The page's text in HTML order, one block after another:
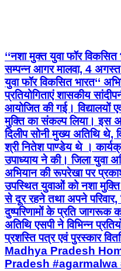
‘‘नशा मुक्त युवा फॉर विकसित
सम्पन्न आगर मालवा, 4 अगस्त /
युवा फॉर विकसित भारत‘‘
प्रतियोगिताएं शासकीय
आयोजित की गई। विद्यालयों एवं
मुक्ति का संकल्प लिया। इस
दिलीप सोनी मुख्‍य अतिथि थे,
श्री नितेश पाण्डेय थे ।
उपाध्याय ने की। जिला युवा
अभियान की रूपरेखा पर
उपस्थित युवाओं को नशा
से दूर रहने तथा अपने
दुष्परिणामों के प्रति जागरूक
अतिथि एसपी ने विभिन्न
प्रशस्ति पत्र एवं पुरस्कार
Madhya Pradesh
Pradesh #agarmalwa